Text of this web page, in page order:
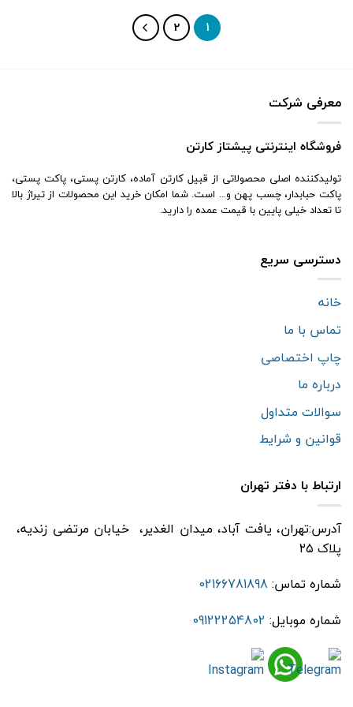
1
2
معرفی شرکت
فروشگاه اینترنتی پیشتاز کارتن
تولیدکننده اصلی محصولاتی از قبیل کارتن آماده، کارتن پستی، پاکت پستی،
پاکت حبابدار، چسب پهن و… است. شما امکان خرید این محصولات از تیراژ بالا
تا تعداد خیلی پایین با قیمت عمده را دارید.
دسترسی سریع
خانه
تماس با ما
چاپ اختصاصی
درباره ما
سوالات متداول
قوانین و شرایط
ارتباط با دفتر تهران
آدرس:تهران، یافت آباد، میدان الغدیر، خیابان مرتضی زندیه،
پلاک ۲۵
شماره تماس:02166781898
شماره موبایل: 09122254802